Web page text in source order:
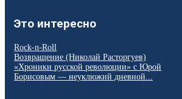
Это интересно
Rock-n-Roll
Возвращение (Николай Расторгуев)
«Хроники русской революции» с Юрой
Борисовым — неуклюжий дневной...